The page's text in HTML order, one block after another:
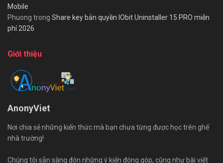
Mobile
Phuong trong Share key bản quyền IObit Uninstaller 15 PRO miễn
phí 2026
Giới thiệu
AnonyViet
Nơi chia sẻ những kiến thức mà bạn chưa từng được học trên ghế
nhà trường!
Chúng tôi sẵn sàng đón những ý kiến đóng góp, cũng như bài viết